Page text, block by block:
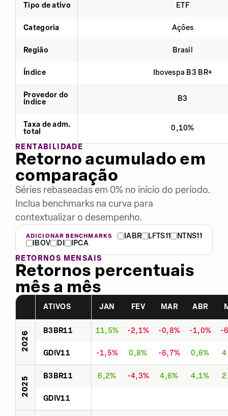
Tipo de ativo ETF
Categoria Ações
Região Brasil
Índice Ibovespa B3 BR+
Provedor do
índice
B3
Taxa de adm.
total
0,10%
RENTABILIDADE
Retorno acumulado em
comparação
Séries rebaseadas em 0% no início do período.
Inclua benchmarks na curva para
contextualizar o desempenho.
ADICIONAR BENCHMARKS IABR LFTS11
NTNS11
IBOV
DI
IPCA
RETORNOS MENSAIS
Retornos percentuais
mês a mês
ATIVOS JAN FEV MAR ABR
2026 B3BR11 11,5% -2,1% -0,8% -1,0% -
GDIV11 -1,5% 0,8% -6,7% 0,6%
2025 B3BR11 6,2% -4,3% 4,6% 4,1%
GDIV11